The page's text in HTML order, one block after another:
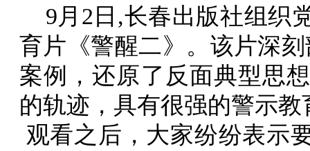
9月2日,长春出版社组织
育片《警醒二》。该片深
案例，还原了反面典型思
的轨迹，具有很强的警示教
观看之后，大家纷纷表示